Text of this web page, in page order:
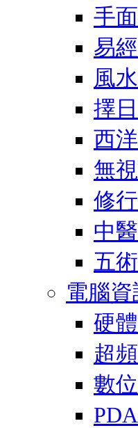
手
易
風
擇
西
無
修
中
五
電腦資
硬
超
數